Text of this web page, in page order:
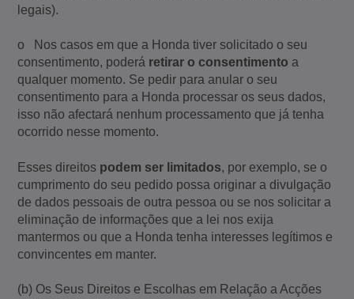
legais).
o Nos casos em que a Honda tiver solicitado o seu
consentimento, poderá retirar o consentimento a
qualquer momento. Se pedir para anular o seu
consentimento para a Honda processar os seus dados,
isso não afectará nenhum processamento que já tenha
ocorrido nesse momento.
Esses direitos podem ser limitados, por exemplo, se o
cumprimento do seu pedido possa originar a divulgação
de dados pessoais de outra pessoa ou se nos solicitar a
eliminação de informações que a lei nos exija
mantermos ou que a Honda tenha interesses legítimos e
convincentes em manter.
(b) Os Seus Direitos e Escolhas em Relação a Acções